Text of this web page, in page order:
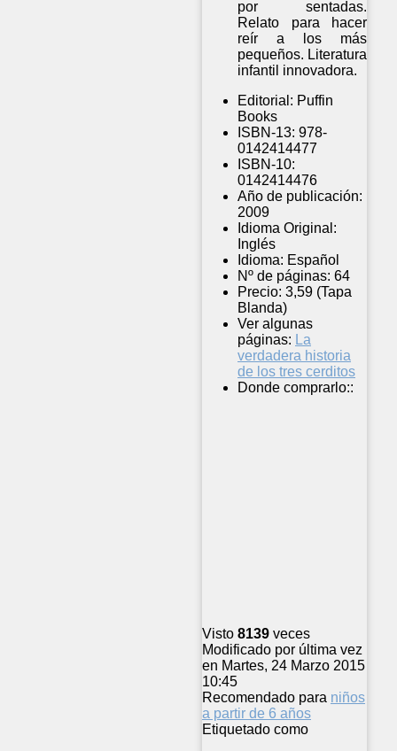
por sentadas.
Relato para hacer
reír a los más
pequeños. Literatura
infantil innovadora.
Editorial: Puffin
Books
ISBN-13: 978-
0142414477
ISBN-10:
0142414476
Año de publicación:
2009
Idioma Original:
Inglés
Idioma: Español
Nº de páginas: 64
Precio: 3,59 (Tapa
Blanda)
Ver algunas
páginas: La
verdadera historia
de los tres cerditos
Donde comprarlo::
Visto 8139 veces
Modificado por última vez
en Martes, 24 Marzo 2015
10:45
Recomendado para niños
a partir de 6 años
Etiquetado como